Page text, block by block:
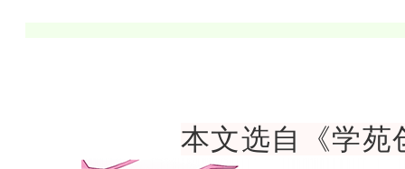
本文选自《学苑